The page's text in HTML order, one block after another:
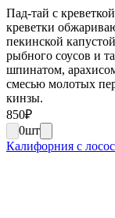
Пад-тай с креветкой
креветки
пекинской
рыбного соусов и
шпинатом,
смесью молотых
кинзы.
850₽
0шт
Калифорния с